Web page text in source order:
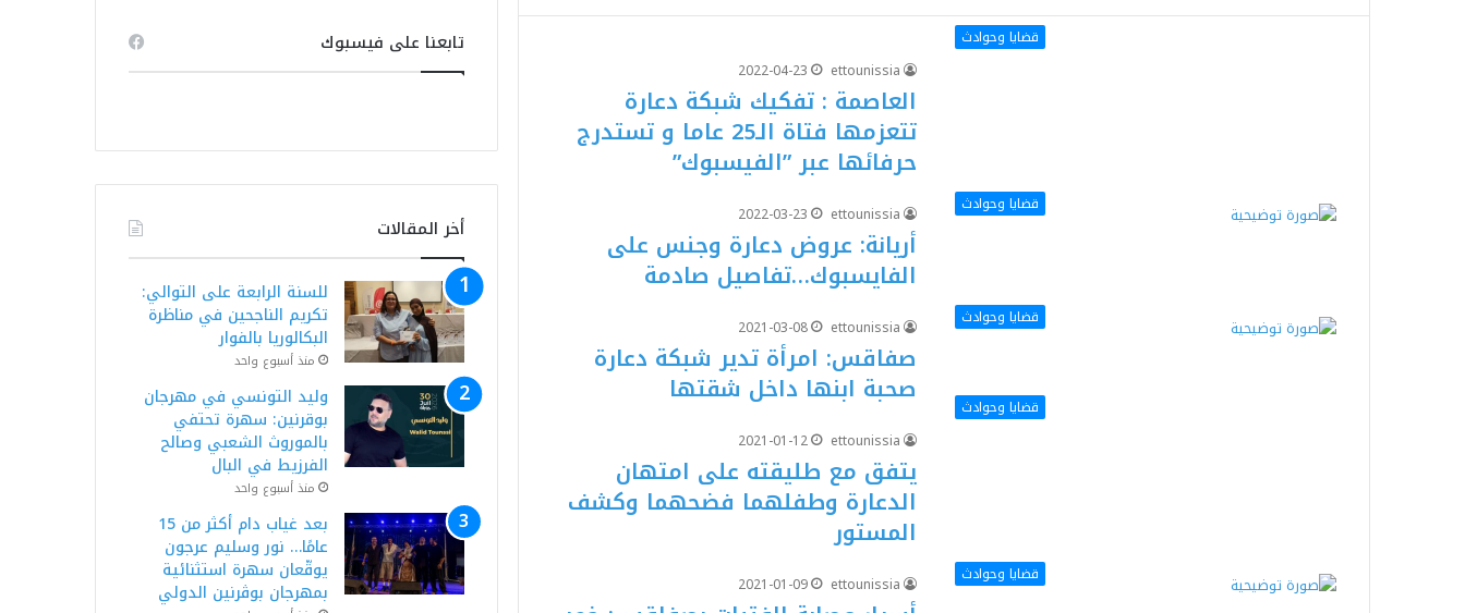
قضايا وحوادث
ettounissia
2022-04-23
العاصمة : تفكيك شبكة دعارة
تتعزمها فتاة الـ25 عاما و تستدرج
حرفائها عبر ”الفيسبوك”
قضايا وحوادث ettounissia
2022-03-23
أريانة: عروض دعارة وجنس على
الفايسبوك…تفاصيل صادمة
قضايا وحوادث ettounissia
2021-03-08
صفاقس: امرأة تدير شبكة دعارة
صحبة ابنها داخل شقتها
قضايا وحوادث
ettounissia
2021-01-12
يتفق مع طليقته على امتهان
الدعارة وطفلهما فضحهما وكشف
المستور
قضايا وحوادث ettounissia
2021-01-09
تابعنا على فيسبوك
أخر المقالات
للسنة الرابعة على التوالي:
تكريم الناجحين في مناظرة
البكالوريا بالفوار
منذ أسبوع واحد
وليد التونسي في مهرجان
بوقرنين: سهرة تحتفي
بالموروث الشعبي وصالح
الفرزيط في البال
منذ أسبوع واحد
بعد غياب دام أكثر من 15
عامًا… نور وسليم عرجون
يوقّعان سهرة استثنائية
بمهرجان بوڨرنين الدولي